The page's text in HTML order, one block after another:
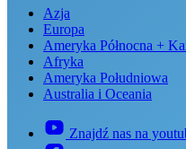
Azja
Europa
Ameryka Północna +
Afryka
Ameryka Południowa
Australia i Oceania
Znajdź nas na